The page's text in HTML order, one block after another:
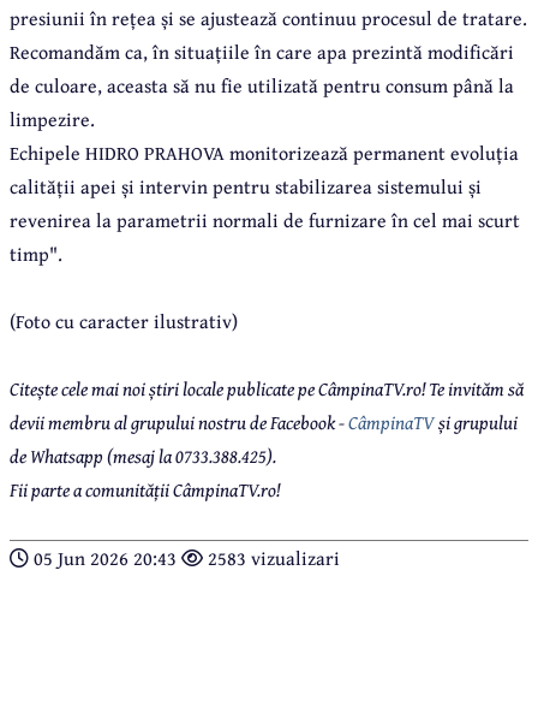
presiunii în rețea și se ajustează continuu procesul de tratare.
Recomandăm ca, în situațiile în care apa prezintă modificări
de culoare, aceasta să nu fie utilizată pentru consum până la
limpezire.
Echipele HIDRO PRAHOVA monitorizează permanent evoluția
calității apei și intervin pentru stabilizarea sistemului și
revenirea la parametrii normali de furnizare în cel mai scurt
timp".
(Foto cu caracter ilustrativ)
Citește cele mai noi știri locale publicate pe CâmpinaTV.ro! Te invităm să
devii membru al grupului nostru de Facebook -CâmpinaTVși grupului
de Whatsapp (mesaj la 0733.388.425).
Fii parte a comunității CâmpinaTV.ro!
05 Jun 2026 20:43 2583 vizualizari